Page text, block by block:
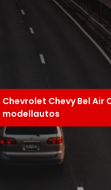
Chevrolet Chevy Bel Air
modellautos